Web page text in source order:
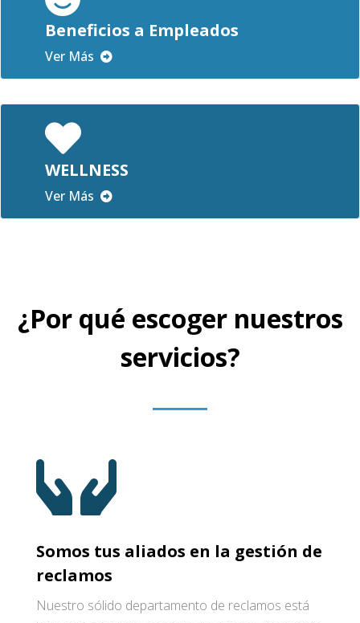
Beneficios a Empleados
Ver Más
WELLNESS
Ver Más
¿Por qué escoger nuestros
servicios?
Somos tus aliados en la gestión de
reclamos
Nuestro sólido departamento de reclamos está